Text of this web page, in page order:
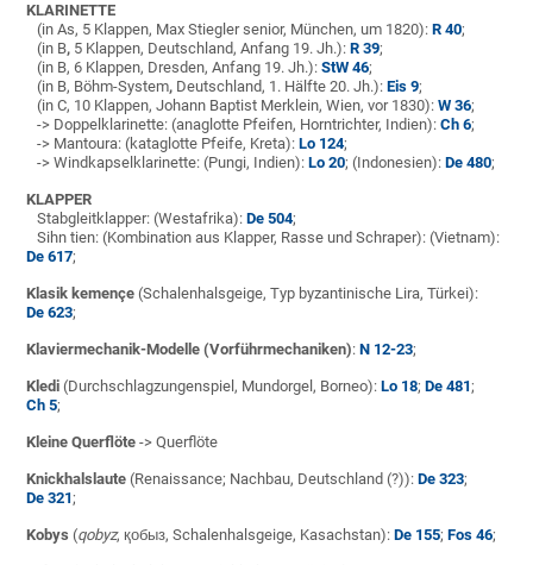
KLARINETTE
(in As, 5 Klappen, Max Stiegler senior, München, um 1820):R 40;
(in B, 5 Klappen, Deutschland, Anfang 19. Jh.):R 39;
(in B, 6 Klappen, Dresden, Anfang 19. Jh.):StW 46;
(in B, Böhm-System, Deutschland, 1. Hälfte 20. Jh.):Eis 9;
(in C, 10 Klappen, Johann Baptist Merklein, Wien, vor 1830):W 36;
-> Doppelklarinette: (anaglotte Pfeifen, Horntrichter, Indien):Ch 6;
-> Mantoura: (kataglotte Pfeife, Kreta):Lo 124;
-> Windkapselklarinette: (Pungi, Indien): Lo 20; (Indonesien):De 480;
KLAPPER
Stabgleitklapper: (Westafrika):De 504;
Sihn tien: (Kombination aus Klapper, Rasse und Schraper): (Vietnam):
De 617;
Klasik kemençe (Schalenhalsgeige, Typ byzantinische Lira, Türkei):
De 623;
Klaviermechanik-Modelle (Vorführmechaniken):N 12-23;
Kledi (Durchschlagzungenspiel, Mundorgel, Borneo):Lo 18;De 481;
Ch 5;
Kleine Querflöte -> Querflöte
Knickhalslaute (Renaissance; Nachbau, Deutschland (?)):De 323;
De 321;
Kobys (qobyz, қобыз, Schalenhalsgeige, Kasachstan):De 155;Fos 46;